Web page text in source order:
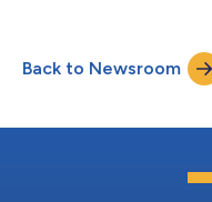
intercambio de datos de
híbridos. «En las
archivos no es una tarea
Back to Newsroom